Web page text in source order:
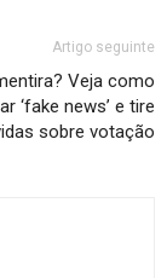
Artigo seguinte
Veja como
‘fake news’ e tire
sobre votação